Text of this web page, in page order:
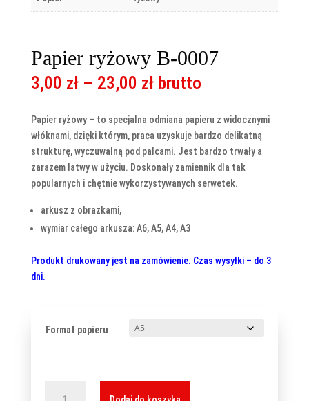
Papier ryżowy B-0007
3,00 zł – 23,00 złZakres
od
3,00 zł
do
23,00 zł
brutto
Papier ryżowy – to specjalna odmiana papieru z widocznymi
włóknami, dzięki którym, praca uzyskuje bardzo delikatną
strukturę, wyczuwalną pod palcami. Jest bardzo trwały a
zarazem łatwy w użyciu. Doskonały zamiennik dla tak
popularnych i chętnie wykorzystywanych serwetek.
arkusz z obrazkami,
wymiar całego arkusza: A6, A5, A4, A3
Produkt drukowany jest na zamówienie. Czas wysyłki – do 3
dni.
Format papieru